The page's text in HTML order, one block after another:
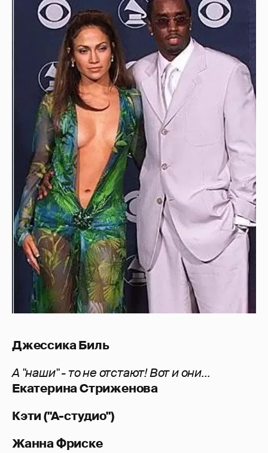
Джессика Биль
А "наши" - то не отстают! Вот и они...
Екатерина Стриженова
Кэти ("А-студио")
Жанна Фриске